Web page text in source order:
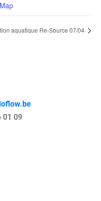
aquatique Re-Source 07/04
01 09